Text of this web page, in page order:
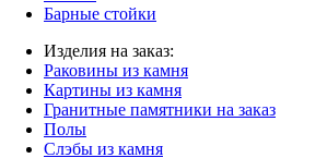
Барные стойки
Изделия на заказ:
Раковины из камня
Картины из камня
Гранитные памятники на заказ
Полы
Слэбы из камня